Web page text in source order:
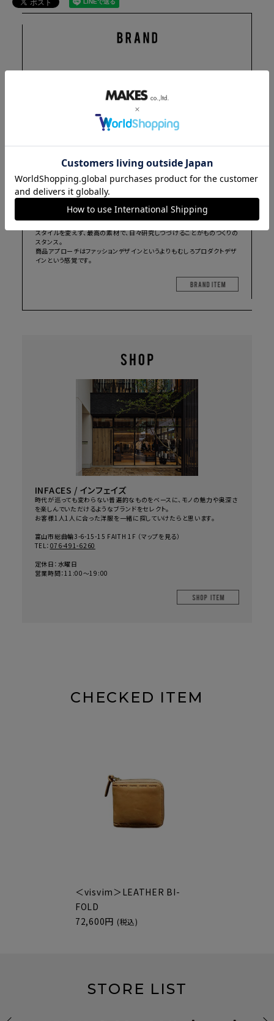
visvim ／ ビズヴィム
デザイナー：中村 ヒロキ
フットウェアを中心にウェアからアクセサリーなどに至るプロダクトを展
コンセプトは「作り込んでいるけど、ベーシック」
着やすいものや、履きやすいものを重要視し機能性を求めています。
スタイルを変えず、最高の素材で、日々研究しつづけることがものつくりの
スタンス。
商品アプローチはファッションデザインというよりもむしろプロダクトデザ
インという感覚です。
INFACES / インフェイズ
時代が巡っても変わらない普遍的なものをベースに、モノの魅力や奥深さ
を楽しんでいただけるようなブランドをセレクト。
お客様1人1人に合った洋服を一緒に探していけたらと思います。
富山市総曲輪3-6-15-15 FAITH 1F （マップを見る）
TEL： 076-491-6260
定休日：水曜日
営業時間：11:00～19:00
CHECKED ITEM
＜visvim＞LEATHER BI-
FOLD
72,600円 (税込)
STORE LIST